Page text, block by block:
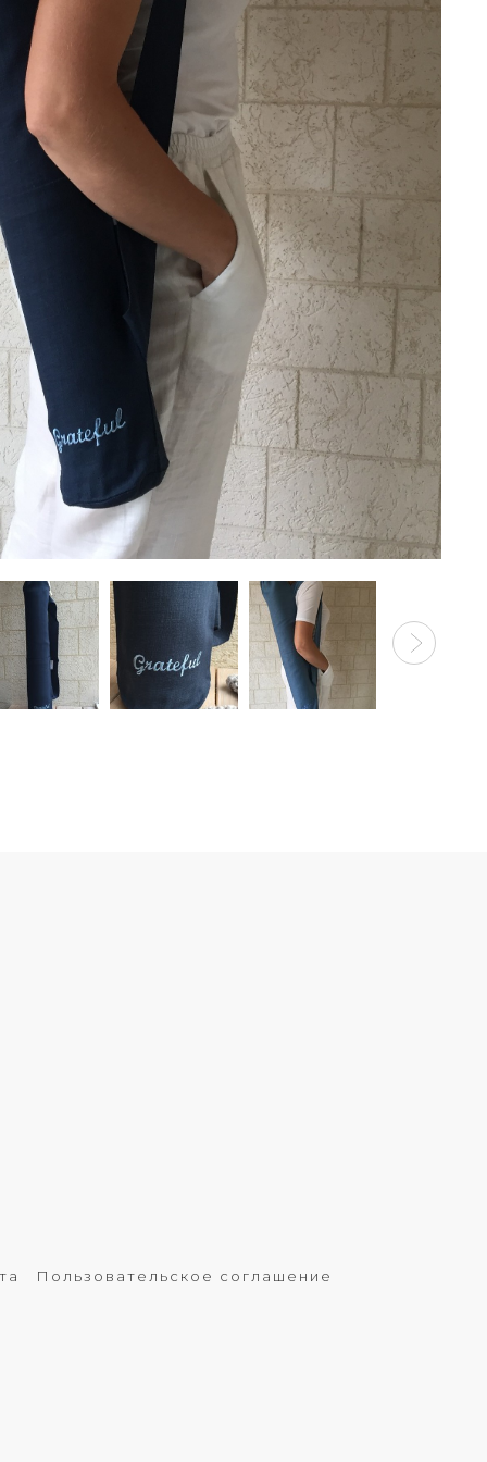
Пользовательское соглашение